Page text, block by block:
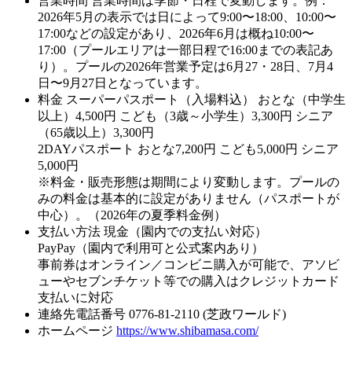
2026年5月の表示では日によって9:00〜18:00、10:00〜
17:00などの設定があり、2026年6月は概ね10:00〜
17:00（プールエリアは一部日程で16:00までの表記あ
り）。プールの2026年営業予定は6月27・28日、7月4
日〜9月27日となっています。
料金 スーパーパスポート（入場料込） おとな（中学生
以上）4,500円 こども（3歳～小学生）3,300円 シニア
（65歳以上）3,300円
2DAYパスポート おとな7,200円 こども5,000円 シニア
5,000円
※料金・販売形態は期間により変動します。プールの
みの料金は基本的に設定がありません（パスポートが
中心）。（2026年の夏季料金例）
支払い方法 現金（園内での支払い対応）
PayPay（園内で利用可と公式案内あり）
事前券はオンライン／コンビニ購入が可能で、アソビ
ューやセブンチケット等での購入はクレジットカード
支払いに対応
連絡先電話番号 0776-81-2110 (芝政ワールド)
ホームページ https://www.shibamasa.com/